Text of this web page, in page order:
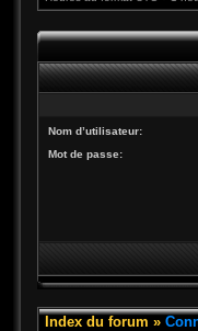
Nom d’utilisateur:
Mot de passe:
Index du forum »